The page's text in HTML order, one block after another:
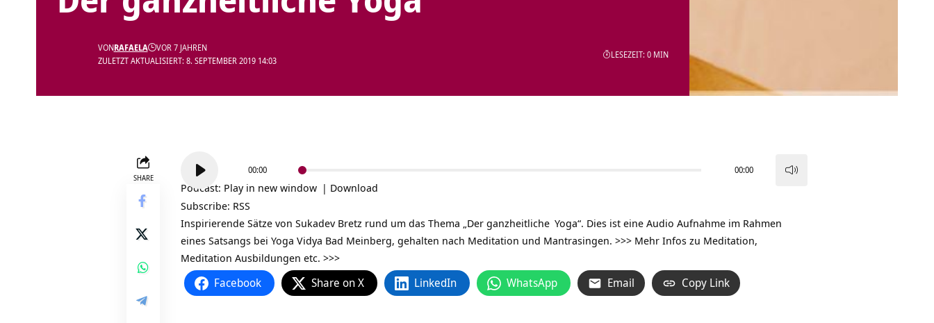
ZULETZT AKTUALISIERT: 8. SEPTEMBER 2019 14:03
VONRAFAELA VOR 7 JAHREN
LESEZEIT: 0 MIN
SHARE
Player
00:00 00:00
Podcast: Play in new window | Download
Subscribe: RSS
Inspirierende Sätze von Sukadev Bretz rund um das Thema „Der ganzheitliche Yoga“. Dies ist eine Audio Aufnahme im Rahmen
eines Satsangs bei Yoga Vidya Bad Meinberg, gehalten nach Meditation und Mantrasingen. >>> Mehr Infos zu Meditation,
Meditation Ausbildungen etc. >>>
Facebook Share on X LinkedIn WhatsApp Email Copy Link